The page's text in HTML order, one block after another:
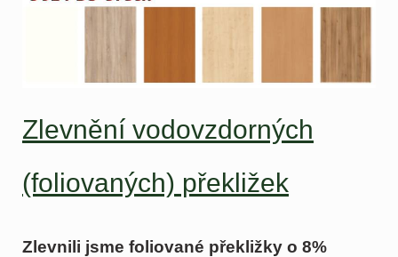
Zlevnění vodovzdorných
(foliovaných) překližek
Zlevnili jsme foliované překližky o 8%